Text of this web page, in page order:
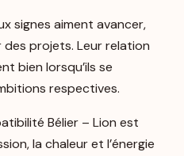
signes aiment avancer,
projets. Leur relation
bien lorsqu’ils se
respectives.
Bélier – Lion est
la chaleur et l’énergie